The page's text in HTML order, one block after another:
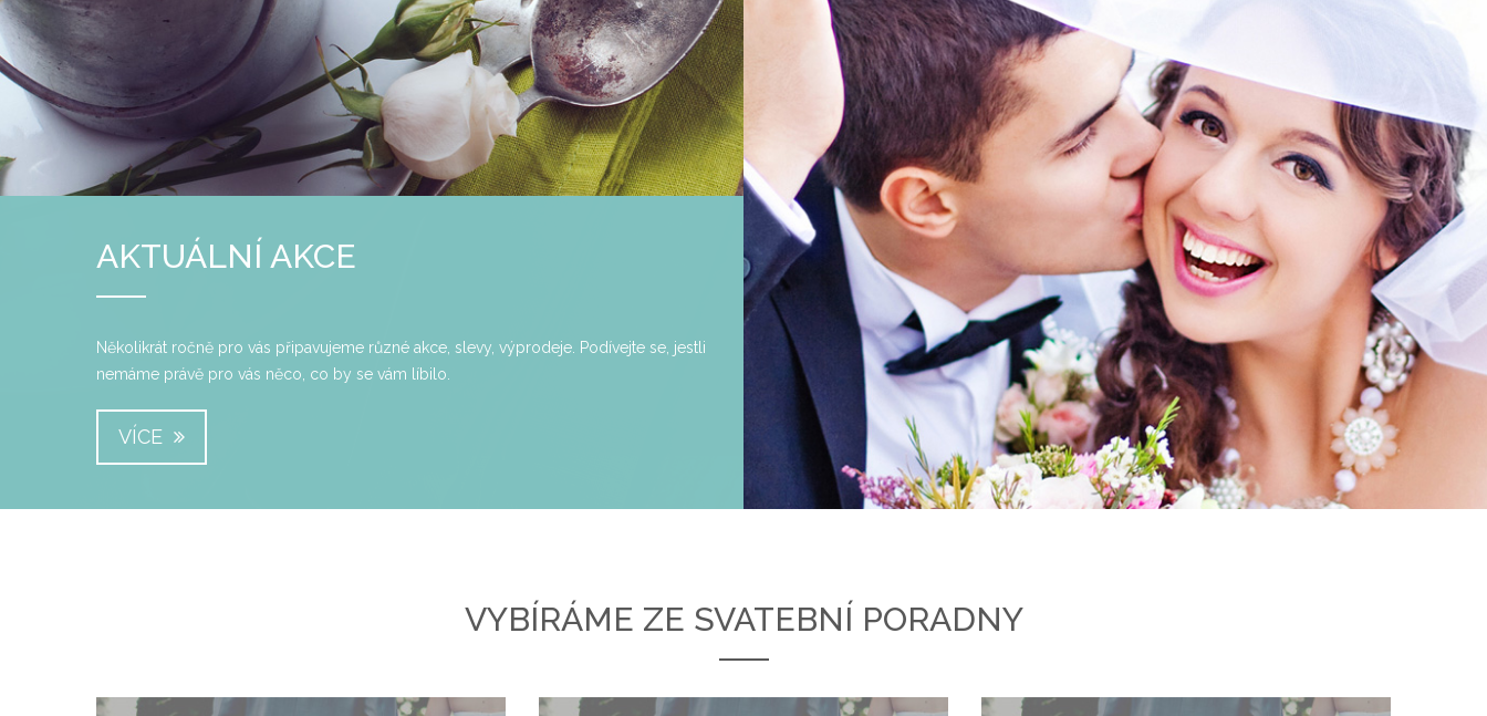
AKTUÁLNÍ AKCE
Několikrát ročně pro vás připavujeme různé akce, slevy, výprodeje. Podívejte se, jestli
nemáme právě pro vás něco, co by se vám líbilo.
VÍCE
VYBÍRÁME ZE SVATEBNÍ PORADNY